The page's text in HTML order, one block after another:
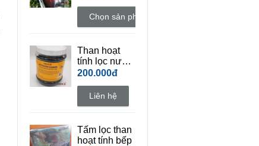
Chọn sản phẩm
Than hoạt
tính lọc nước
hồ cá cảnh
200.000đ
Liên hệ
Tấm lọc than
hoạt tính bếp